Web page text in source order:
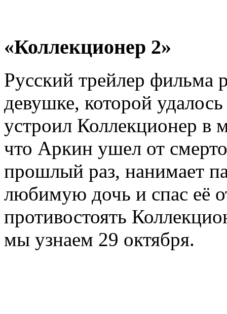
«Коллекционер 2»
Русский трейлер фильма
девушке, которой
устроил Коллекционер в
что Аркин ушел от
прошлый раз, нанимает
любимую дочь и спас её
противостоять
мы узнаем 29 октября.